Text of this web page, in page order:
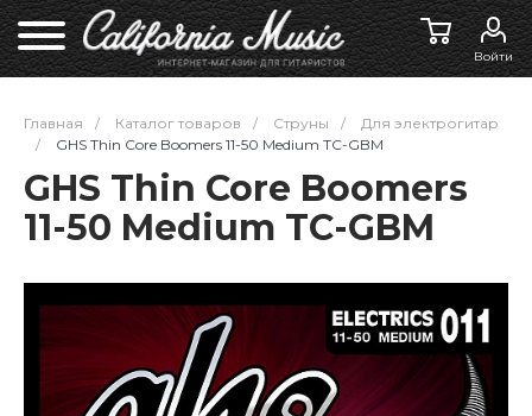
Войти
Главная / Каталог товаров / Струны /
Для электрогитар
/
GHS Thin Core Boomers 11-50 Medium TC-GBM
GHS Thin Core Boomers
11-50 Medium TC-GBM